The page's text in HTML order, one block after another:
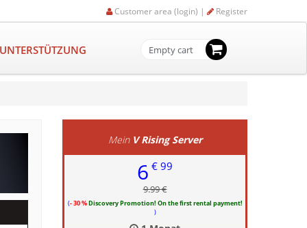
Customer area (login) | Register
Empty cart
Mein V Rising Server
6 € 99
9.99 €
(- 30 %Discovery Promotion! On the first rental payment!
)